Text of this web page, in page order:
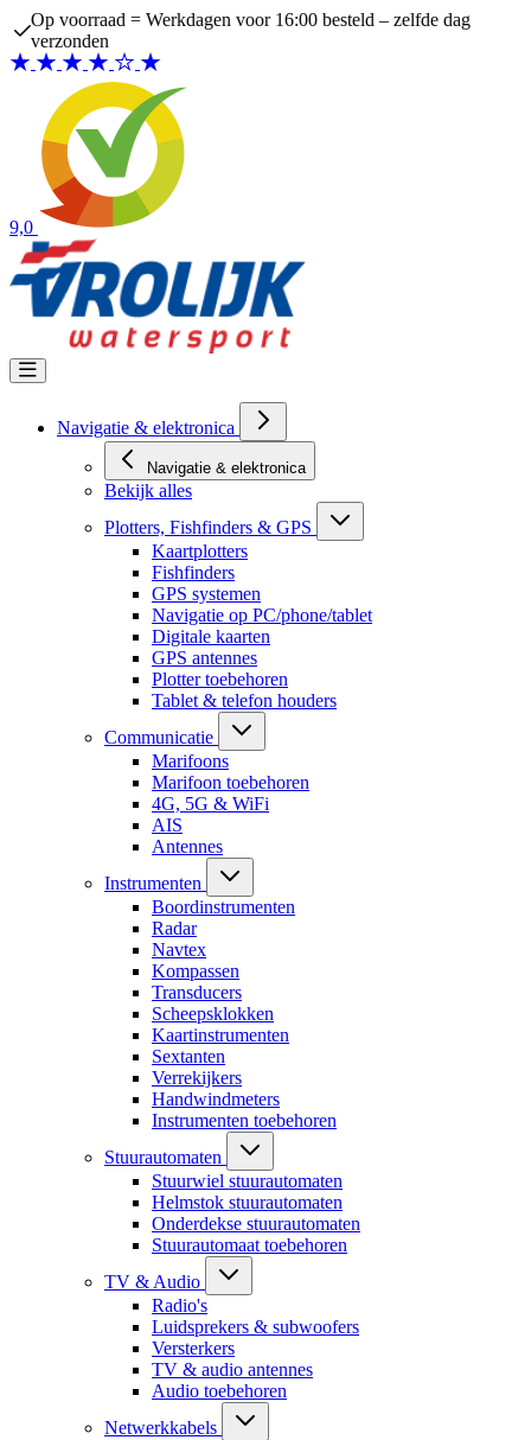
Ga naar de inhoud
Op voorraad = Werkdagen voor 16:00 besteld – zelfde dag
verzonden
9,0
Navigatie & elektronica
Navigatie & elektronica
Bekijk alles
Plotters, Fishfinders & GPS
Kaartplotters
Fishfinders
GPS systemen
Navigatie op PC/phone/tablet
Digitale kaarten
GPS antennes
Plotter toebehoren
Tablet & telefon houders
Communicatie
Marifoons
Marifoon toebehoren
4G, 5G & WiFi
AIS
Antennes
Instrumenten
Boordinstrumenten
Radar
Navtex
Kompassen
Transducers
Scheepsklokken
Kaartinstrumenten
Sextanten
Verrekijkers
Handwindmeters
Instrumenten toebehoren
Stuurautomaten
Stuurwiel stuurautomaten
Helmstok stuurautomaten
Onderdekse stuurautomaten
Stuurautomaat toebehoren
TV & Audio
Radio's
Luidsprekers & subwoofers
Versterkers
TV & audio antennes
Audio toebehoren
Netwerkkabels